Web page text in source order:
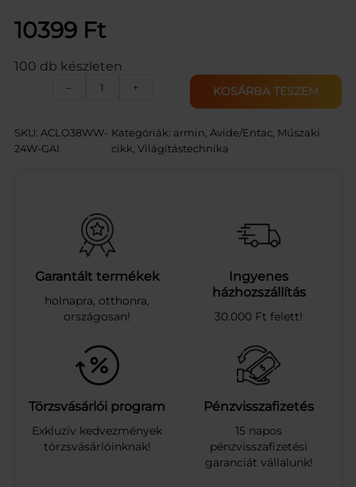
10399 Ft
100 db készleten
–
A
d
e
n
n
y
z
e
i
L
á
m
p
a
G
+ KOSÁRBA TESZEM
SKU: ACLO38WW-
24W-GAI
Kategóriák: armin Avide/Entac Műszaki
cikk , Világítástechnika
Garantált termékek
holnapra, otthonra,
országosan!
Ingyenes
házhozszállítás
30.000 Ft felett!
Törzsvásárlói program
Exkluzív kedvezmények
törzsvásárlóinknak!
Pénzvisszafizetés
15 napos
pénzvisszafizetési
garanciát vállalunk!